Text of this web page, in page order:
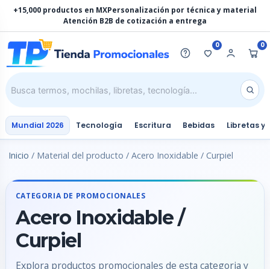
contenido
+15,000 productos en MXPersonalización por técnica y material
Atención B2B de cotización a entrega
0 0
Mundial 2026 Tecnología Escritura Bebidas Libretas y
Inicio / Material del producto / Acero Inoxidable / Curpiel
CATEGORIA DE PROMOCIONALES
Acero Inoxidable /
Curpiel
Explora productos promocionales de esta categoria y